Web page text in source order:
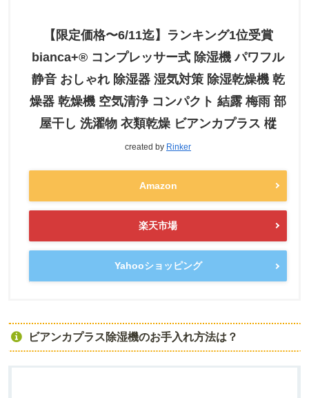
【限定価格〜6/11迄】ランキング1位受賞
bianca+® コンプレッサー式 除湿機 パワフル
静音 おしゃれ 除湿器 湿気対策 除湿乾燥機 乾
燥器 乾燥機 空気清浄 コンパクト 結露 梅雨 部
屋干し 洗濯物 衣類乾燥 ビアンカプラス 樅
created by Rinker
Amazon
楽天市場
Yahooショッピング
ビアンカプラス除湿機のお手入れ方法は？